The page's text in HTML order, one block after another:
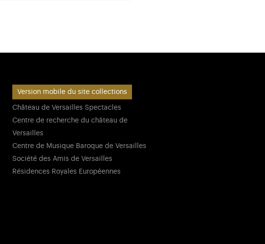
Version mobile du site collections
Château de Versailles Spectacles
Centre de recherche du château de
Versailles
Centre de Musique Baroque de Versailles
Société des Amis de Versailles
Résidences Royales Européennes